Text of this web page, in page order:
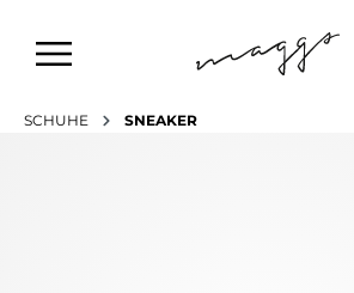
SCHUHE SNEAKER